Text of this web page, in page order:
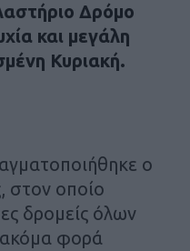
Δρόμο
και μεγάλη
Κυριακή.
ο
στον οποίο
δρομείς όλων
ακόμα φορά